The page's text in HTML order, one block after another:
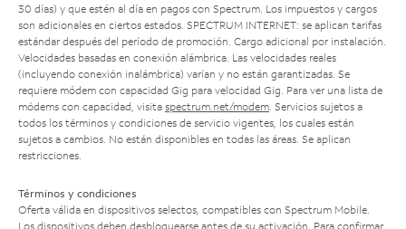
30 días) y que estén al día en pagos con Spectrum. Los impuestos y cargos
son adicionales en ciertos estados. SPECTRUM INTERNET: se aplican tarifas
estándar después del período de promoción. Cargo adicional por instalación.
Velocidades basadas en conexión alámbrica. Las velocidades reales
(incluyendo conexión inalámbrica) varían y no están garantizadas. Se
requiere módem con capacidad Gig para velocidad Gig. Para ver una lista de
módems con capacidad, visita spectrum.net/modem . Servicios sujetos a
todos los términos y condiciones de servicio vigentes, los cuales están
sujetos a cambios. No están disponibles en todas las áreas. Se aplican
restricciones.
Términos y condiciones
Oferta válida en dispositivos selectos, compatibles con Spectrum Mobile.
Los dispositivos deben desbloquearse antes de su activación. Para confirmar